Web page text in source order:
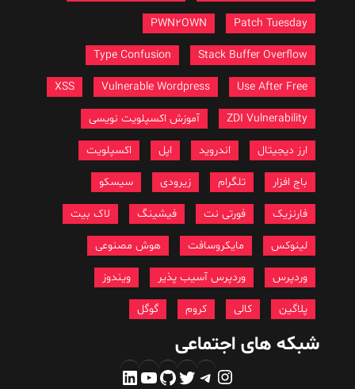
Patch Tuesday
PWN2OWN
Stack Buffer Overflow
Type Confusion
Use After Free
Vulnerable Wordpress
ZDI Vulnerability آموزش اکسپلویت نویسی
ارز دیجیتال اندروید اکسپلویت
باج افزار تلگرام زیرودی سیسکو
فارنزیک فورتی نت فیشینگ لاک بیت
لینوکس مایکروسافت هوش مصنوعی
وردپرس وردپرس آسیب پذیر ویندوز
پلاگین
شبکه های اجتماعی
اینستاگرم
تلگرام
توییتر
گیت‌هاب
یوتیوب
لینکداین